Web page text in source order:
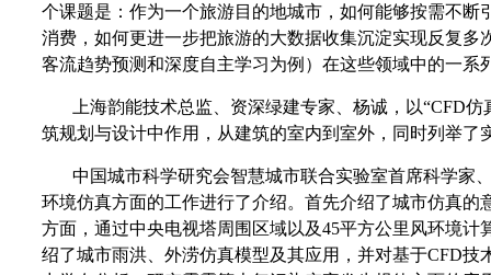
个课题是：作为一个旅游目的地城市，如何能够按需不
消费，如何更进一步把旅游的大数据收集沉淀实现反复
客流趋势预测和深度自主学习为例）在这些领域中的一系
上海韵能技术总监、资深绿建专家、杨诚，以“CFD
筑规划与设计中作用，从建筑的室内到室外，同时列举了
中国城市科学研究会智慧城市联合实验室首席科学家
环境仿真方面的工作进行了介绍。首先介绍了城市仿真
方面，通过中央电视塔周围区域以及45平方公里风环境
绍了城市雨洪、外涝仿真模型及其应用，并对基于CFD